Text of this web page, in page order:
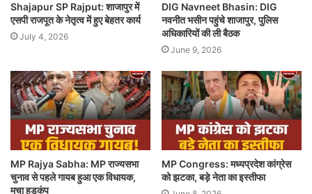
Shajapur SP Rajput: शाजापुर में
एसपी राजपूत के नेतृत्व में हुए बेहतर कार्य
July 4, 2026
DIG Navneet Bhasin: DIG
नवनीत भसीन पहुंचे शाजापुर, पुलिस
अधिकारियों की ली बैठक
June 9, 2026
MP Rajya Sabha: MP राज्यसभा
चुनाव से पहले गायब हुआ एक विधायक,
मचा हड़कंप
MP Congress: मध्यप्रदेश कांग्रेस
को झटका, बड़े नेता का इस्तीफा